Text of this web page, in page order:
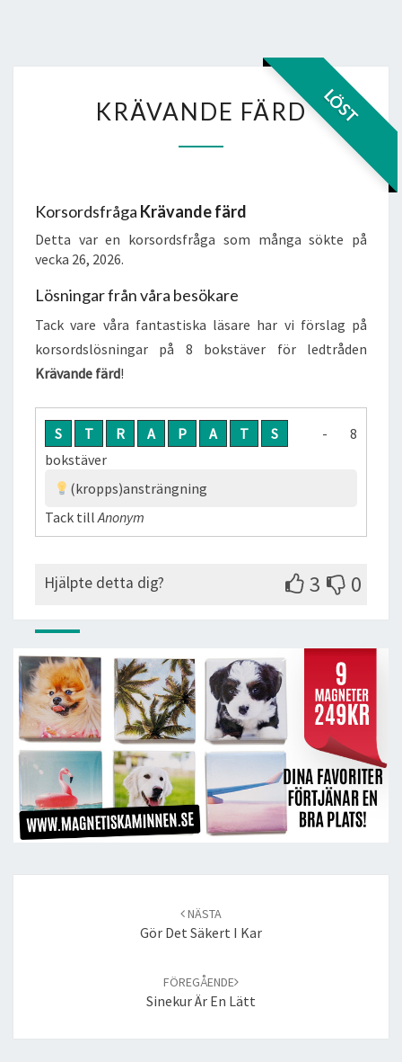
LÖST
FÄRD
KRÄVANDE FÄRD
Korsordsfråga Krävande färd
Detta var en korsordsfråga som många sökte på
vecka 26, 2026.
Lösningar från våra besökare
Tack vare våra fantastiska läsare har vi förslag på
korsordslösningar på 8 bokstäver för ledtråden
Krävande färd!
S T R A P A T S
- 8
bokstäver
(kropps)ansträngning
Tack tillAnonym
Hjälpte detta dig? 3 0
NÄSTA
Gör Det Säkert I Kar
FÖREGÅENDE
Sinekur Är En Lätt